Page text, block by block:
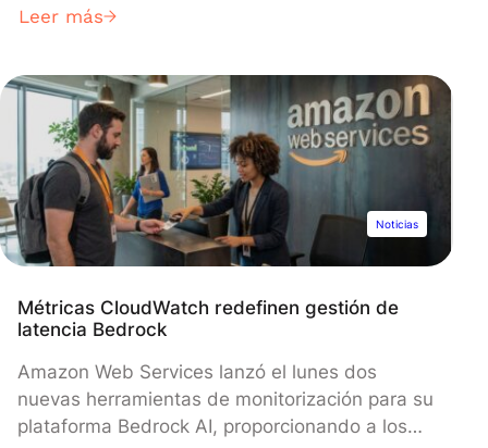
impulsada por el modelo de lenguaje Gemini de
eventos históricos de inundaciones y habilitado
alertas de inundaciones con 24 horas de
antelación a través de la plataforma Flood Hub
de Google.
Leer más
Noticias
Métricas CloudWatch redefinen gestión de
latencia Bedrock
Amazon Web Services lanzó el lunes dos
nuevas herramientas de monitorización para su
plataforma Bedrock AI, proporcionando a los